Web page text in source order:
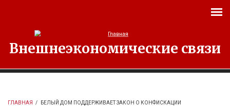
Внешнеэкономические связи
ГЛАВНАЯ /
БЕЛЫЙ ДОМ ПОДДЕРЖИВАЕТ ЗАКОН О КОНФИСКАЦИИ